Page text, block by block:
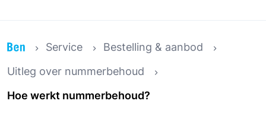
Service
Bestelling & aanbod
Uitleg over nummerbehoud
Hoe werkt nummerbehoud?